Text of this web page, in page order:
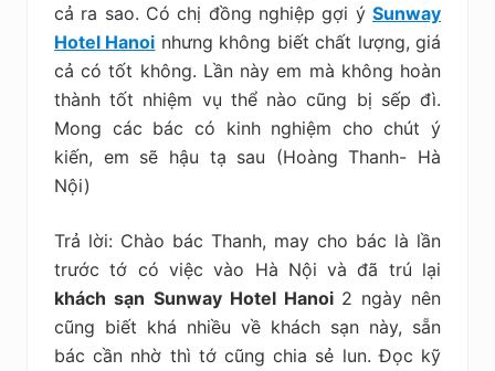
cả ra sao. Có chị đồng nghiệp gợi ý Sunway
Hotel Hanoi nhưng không biết chất lượng, giá
cả có tốt không. Lần này em mà không hoàn
thành tốt nhiệm vụ thể nào cũng bị sếp đì.
Mong các bác có kinh nghiệm cho chút ý
kiến, em sẽ hậu tạ sau (Hoàng Thanh- Hà
Nội)
Trả lời: Chào bác Thanh, may cho bác là lần
trước tớ có việc vào Hà Nội và đã trú lại
khách sạn Sunway Hotel Hanoi 2 ngày nên
cũng biết khá nhiều về khách sạn này, sẵn
bác cần nhờ thì tớ cũng chia sẻ lun. Đọc kỹ